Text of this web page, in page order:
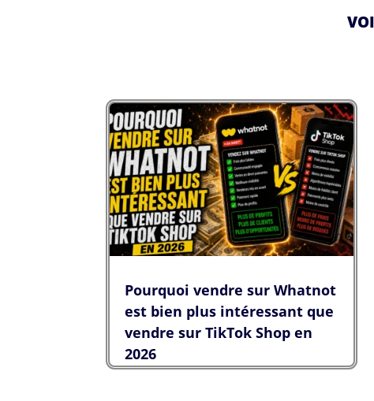
Pourquoi vendre sur Whatnot
est bien plus intéressant que
vendre sur TikTok Shop en
2026